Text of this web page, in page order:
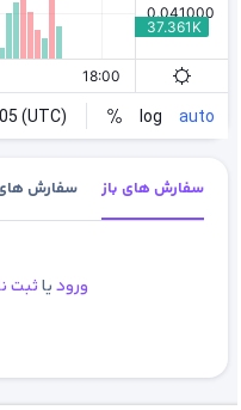
سفارش های باز سفارش
ورودیاثبت